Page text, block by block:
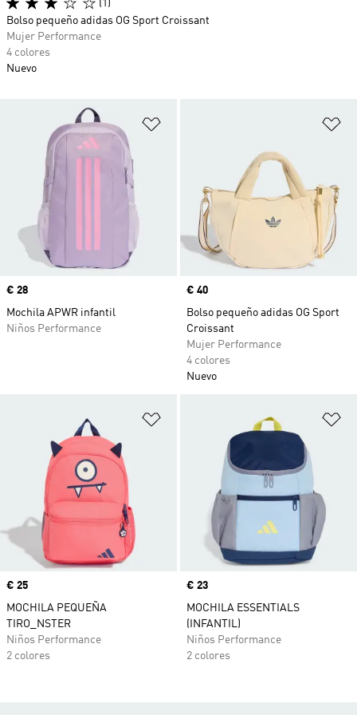
Precio
€ 28
Mochila APWR infantil
Niños Performance
Precio
€ 40
Bolso pequeño adidas OG Sport
Croissant
Mujer Performance
4 colores
Nuevo
Añadir a la lista de deseos
Precio
€ 25
MOCHILA PEQUEÑA
TIRO_NSTER
Niños Performance
2 colores
Precio
€ 23
MOCHILA ESSENTIALS
(INFANTIL)
Niños Performance
2 colores
(1)
Bolso pequeño adidas OG Sport Croissant
Mujer Performance
4 colores
Nuevo